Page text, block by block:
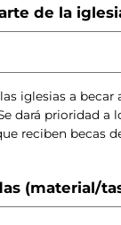
de la
iglesias a becar
dará prioridad a
reciben becas
(material/